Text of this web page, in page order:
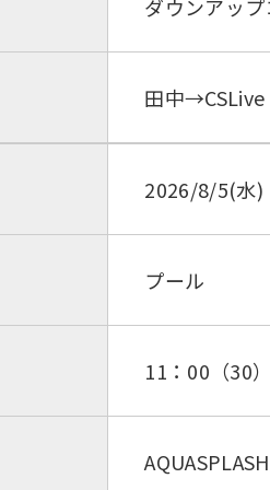
ダウンアッ
田中→CSLive
2026/8/5(水)
プール
11：00（30）
AQUASPLASH